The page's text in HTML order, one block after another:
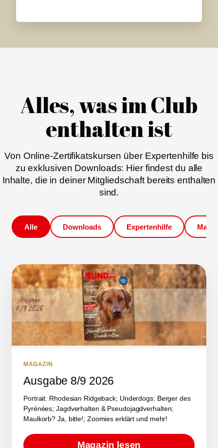
Alles, was im Club
enthalten ist
Von Online-Zertifikatskursen über Expertenhilfe bis
zu exklusiven Downloads: Hier findest du alle
Inhalte, die in deiner Mitgliedschaft bereits enthalten
sind.
Alle Downloads Expertenhilfe
MAGAZIN
Ausgabe 8/9 2026
Portrait: Rhodesian Ridgeback; Underdogs: Berger des
Pyrénées; Jagdverhalten & Pseudojagdverhalten;
Maulkorb? Ja, bitte!; Zoomies erklärt und mehr!
Magazin lesen